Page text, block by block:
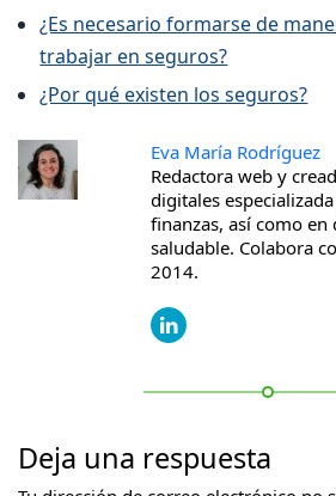
¿Es necesario formarse de
trabajar en seguros?
¿Por qué existen los seguros?
Eva María Rodríguez
Redactora web y
digitales
finanzas, así como en
saludable. Colabora
2014.
Deja una respuesta